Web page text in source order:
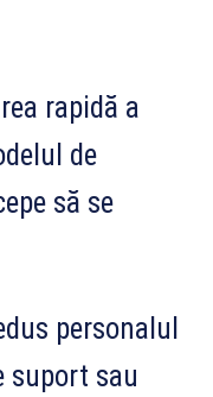
rapidă a
de
să se
personalul
suport sau